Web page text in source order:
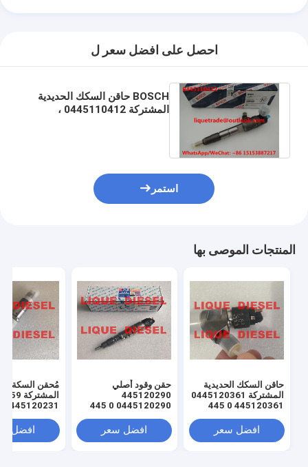
احصل على افضل سعر ل
BOSCH حاقن السكك الحديدية
المشتركة 0445110412 ،
استمر
المنتجات الموصى بها
حاقن السكك الحديدية
المشتركة 0445120361
445120361 0 445
افضل سعر
حقن وقود أصلي
445120290
0445120290 0 445
1112100A-A38
L47001112100AA38
افضل سعر
مُحقن السكة
231 لـ
3976372 5263262
افضل